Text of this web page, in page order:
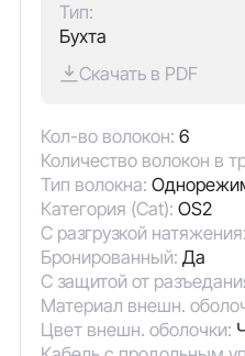
Тип:
Бухта
Скачать в PDF
Кол-во волокон: 6
Количество волокон в
Тип волокна:
Категория (Cat): OS2
С разгрузкой натяжения:
Бронированный: Да
С защитой от
Материал внешн.
Цвет внешн. оболочки: